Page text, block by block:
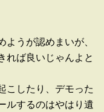
うが認めまいが、
れば良いじゃんよと
こしたり、デモった
ルするのはやはり遺